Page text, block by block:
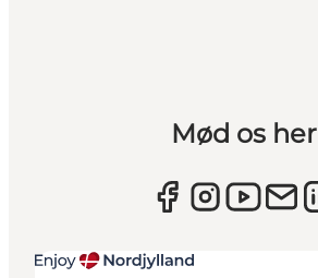
Mød os her